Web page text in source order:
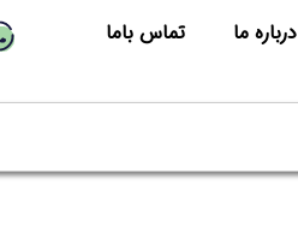
درباره ما تماس باما